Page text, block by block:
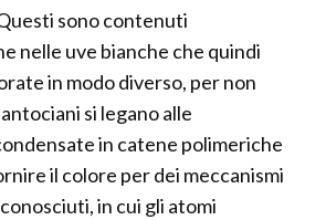
sono contenuti
nelle uve bianche che quindi
in modo diverso, per non
si legano alle
in catene polimeriche
il colore per dei meccanismi
in cui gli atomi